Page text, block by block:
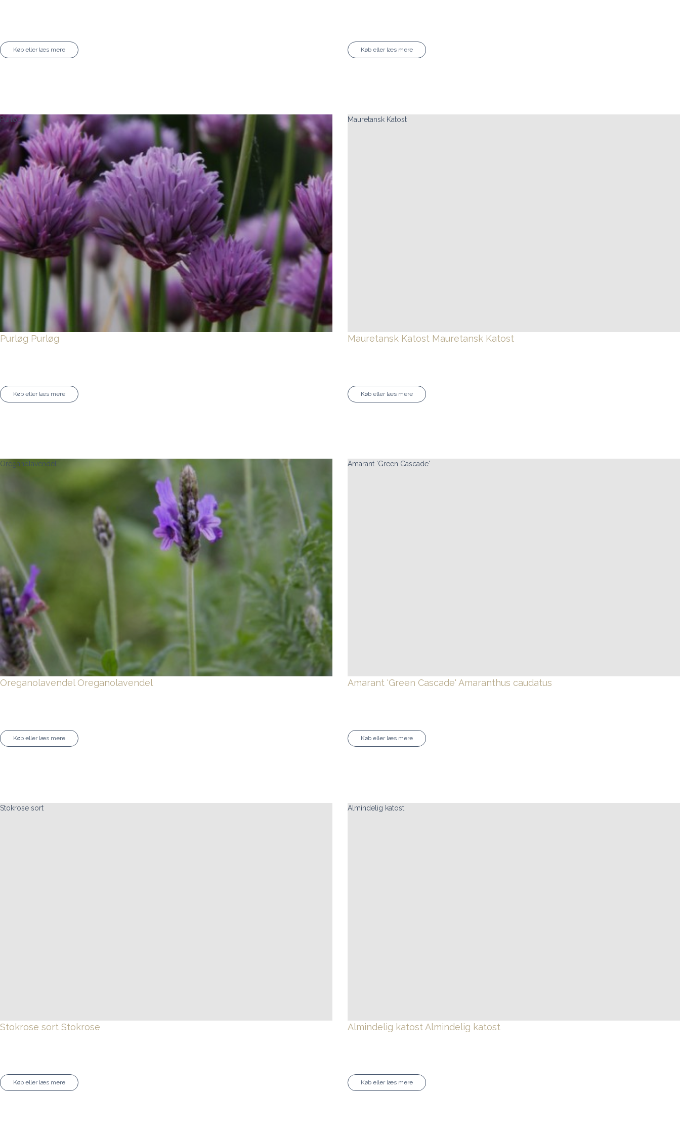
Køb eller læs mere Køb eller læs mere
Purløg
Purløg Purløg
Køb eller læs mere
Mauretansk Katost
Mauretansk Katost Mauretansk Katost
Køb eller læs mere
Oreganolavendel
Oreganolavendel Oreganolavendel
Køb eller læs mere
Amarant ‘Green Cascade'
Amarant ‘Green Cascade' Amaranthus caudatus
Køb eller læs mere
Stokrose sort
Stokrose sort Stokrose
Køb eller læs mere
Almindelig katost
Almindelig katost Almindelig katost
Køb eller læs mere